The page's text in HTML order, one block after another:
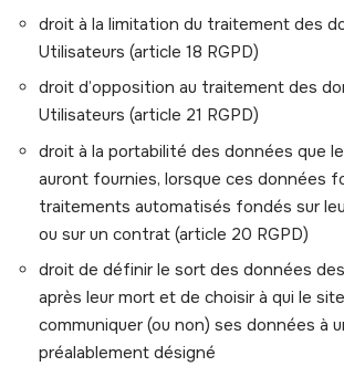
droit à la limitation du traitement des
Utilisateurs (article 18 RGPD)
droit d’opposition au traitement des
Utilisateurs (article 21 RGPD)
droit à la portabilité des données que
auront fournies, lorsque ces données
traitements automatisés fondés sur
ou sur un contrat (article 20 RGPD)
droit de définir le sort des données
après leur mort et de choisir à qui le
communiquer (ou non) ses données à
préalablement désigné